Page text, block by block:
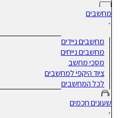
מחשבים
מחשבים ניידים
מחשבים נייחים
מסכי מחשב
ציוד היקפי למחשבים
לכל המחשבים
שעונים חכמים